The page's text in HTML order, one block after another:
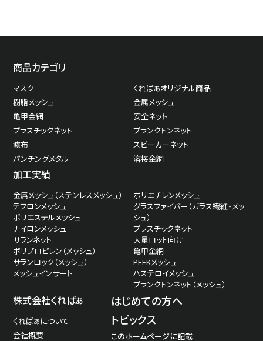
商品カテゴリ
マスク
くればぁオリジナル商品
樹脂メッシュ
金属メッシュ
亀甲金網
安全ネット
プラスチックネット
プランクトンネット
濾布
スピーカーネット
パンチングメタル
溶接金網
加工実績
金属メッシュ（ステンレスメッシュ）
テフロンメッシュ
ポリエステルメッシュ
ナイロンメッシュ
サランネット
ポリプロピレン（メッシュ）
サランロック（メッシュ）
メッシュインサート
ポリエチレンメッシュ
グラスファイバー（ガラス繊維・メッ
シュ）
プラスチックネット
大量ロット向け
亀甲金網
PEEKメッシュ
ハステロイメッシュ
プランクトンネット（メッシュ）
株式会社くればぁ
くればぁについて
会社概要
はじめての方へ
トピックス
このホームページに記載